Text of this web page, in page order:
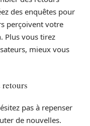
des enquêtes pour
perçoivent votre
Plus vous tirez
mieux vous
pas à repenser
de nouvelles.